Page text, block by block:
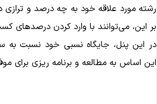
مورد علاقه خود به چه درصد و ترازی
این، می‌توانند با وارد کردن درصد‌های
این پنل، جایگاه نسبی خود نسبت به
اساس به مطالعه و برنامه ریزی برای